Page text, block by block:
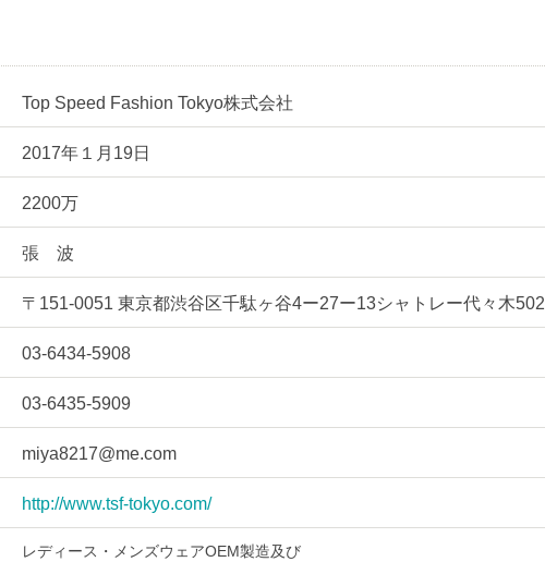
Top Speed Fashion Tokyo株式会社
2017年１月19日
2200万
張 波
〒151-0051 東京都渋谷区千駄ヶ谷4ー27ー13シャトレー代々木502
03-6434-5908
03-6435-5909
miya8217@me.com
http://www.tsf-tokyo.com/
レディース・メンズウェアOEM製造及び